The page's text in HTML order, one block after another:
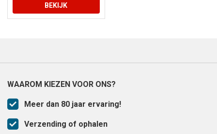
BEKIJK
WAAROM KIEZEN VOOR ONS?
Meer dan 80 jaar ervaring!
Verzending of ophalen